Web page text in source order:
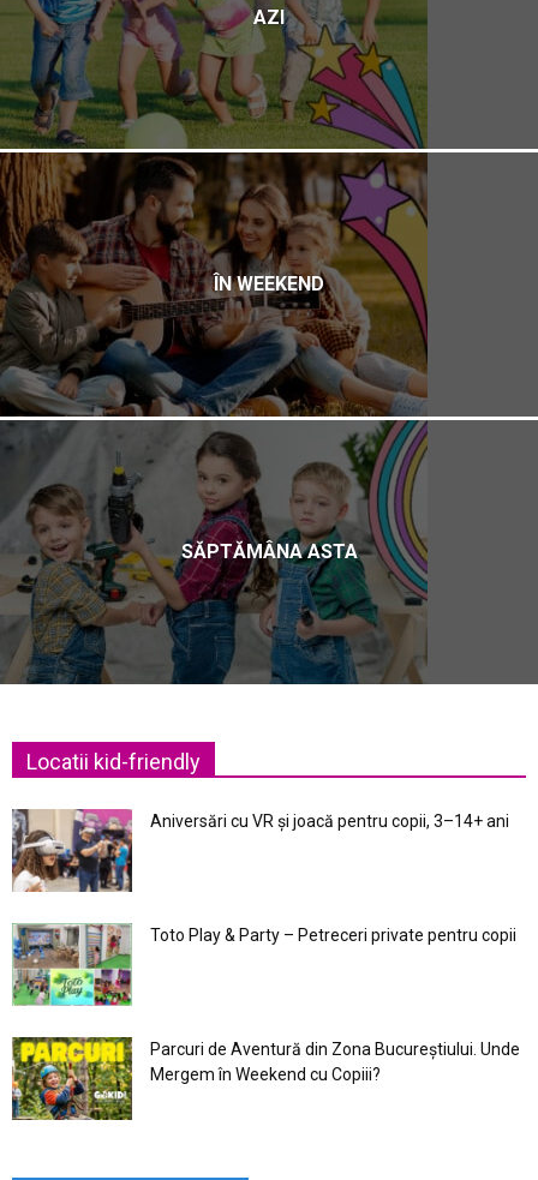
AZI
ÎN WEEKEND
SĂPTĂMÂNA ASTA
Locatii kid-friendly
Aniversări cu VR și joacă pentru copii, 3–14+ ani
Toto Play & Party – Petreceri private pentru copii
Parcuri de Aventură din Zona Bucureştiului. Unde
Mergem în Weekend cu Copiii?